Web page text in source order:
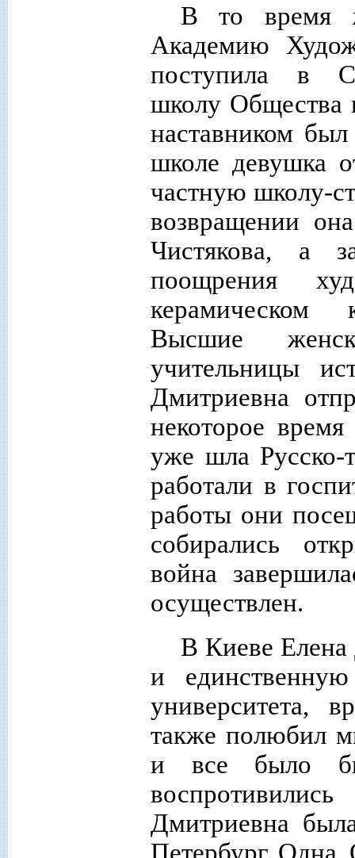
В то время
Академию
поступила в
школу Общества
наставником
школе девушка
частную школу-
возвращении
Чистякова, а
поощрения
керамическом
Высшие
учительницы
Дмитриевна
некоторое
уже шла Русско-
работали в
работы они
собирались
война
осуществлен.
В Киеве Елена
и
университета,
также полюбил
и все было
Дмитриевна